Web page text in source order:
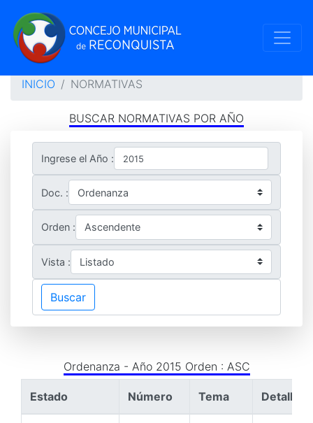
INICIO NORMATIVAS
BUSCAR NORMATIVAS POR AÑO
Ingrese el Año :
Doc. :
Orden :
Vista :
Buscar
Ordenanza - Año 2015 Orden : ASC
Estado Número Tema Detalle